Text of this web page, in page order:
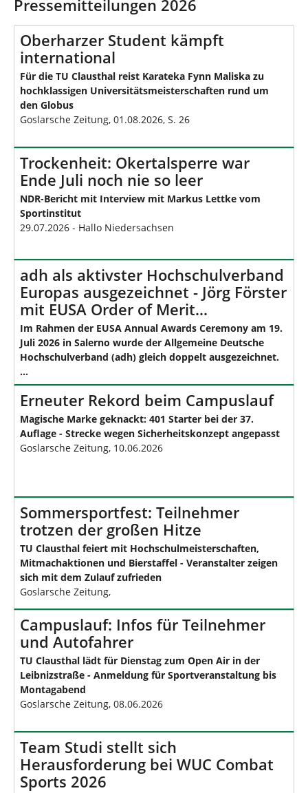
i
Pressemitteilungen 2026
Oberharzer Student kämpft
international
Für die TU Clausthal reist Karateka Fynn Maliska zu
hochklassigen Universitätsmeisterschaften rund um
den Globus
Goslarsche Zeitung, 01.08.2026, S. 26
Trockenheit: Okertalsperre war
Ende Juli noch nie so leer
NDR-Bericht mit Interview mit Markus Lettke vom
Sportinstitut
29.07.2026 - Hallo Niedersachsen
adh als aktivster Hochschulverband
Europas ausgezeichnet - Jörg Förster
mit EUSA Order of Merit…
Im Rahmen der EUSA Annual Awards Ceremony am 19.
Juli 2026 in Salerno wurde der Allgemeine Deutsche
Hochschulverband (adh) gleich doppelt ausgezeichnet.
…
Erneuter Rekord beim Campuslauf
Magische Marke geknackt: 401 Starter bei der 37.
Auflage - Strecke wegen Sicherheitskonzept angepasst
Goslarsche Zeitung, 10.06.2026
Sommersportfest: Teilnehmer
trotzen der großen Hitze
TU Clausthal feiert mit Hochschulmeisterschaften,
Mitmachaktionen und Bierstaffel - Veranstalter zeigen
sich mit dem Zulauf zufrieden
Goslarsche Zeitung,
Campuslauf: Infos für Teilnehmer
und Autofahrer
TU Clausthal lädt für Dienstag zum Open Air in der
Leibnizstraße - Anmeldung für Sportveranstaltung bis
Montagabend
Goslarsche Zeitung, 08.06.2026
Team Studi stellt sich
Herausforderung bei WUC Combat
Sports 2026